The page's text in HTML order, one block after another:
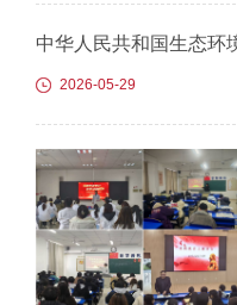
中华人民共和国生态环
2026-05-29